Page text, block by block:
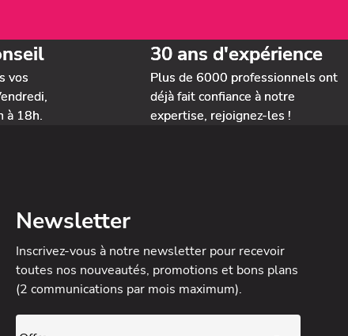
vos
à 18h.
30 ans d'expérience
Plus de 6000 professionnels ont
déjà fait confiance à notre
expertise, rejoignez-les !
Newsletter
Inscrivez-vous à notre newsletter pour recevoir
toutes nos nouveautés, promotions et bons plans
(2 communications par mois maximum).